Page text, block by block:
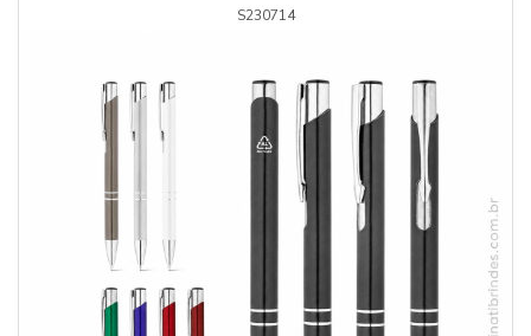
S230714